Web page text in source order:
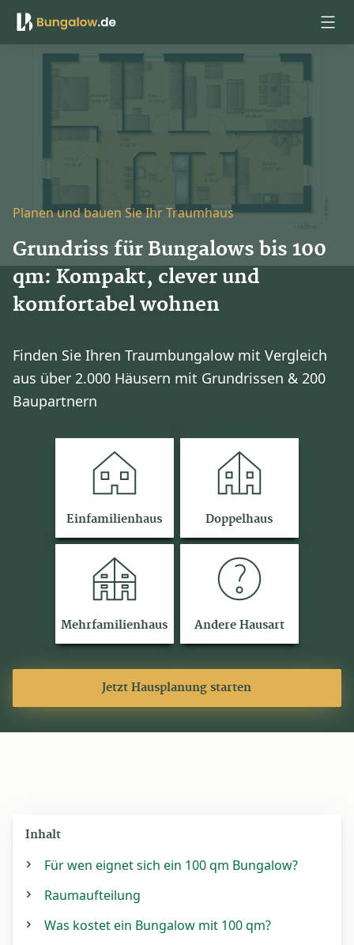
Anmelden
Planen und bauen Sie Ihr Traumhaus
Grundriss für Bungalows bis 100
qm: Kompakt, clever und
komfortabel wohnen
Finden Sie Ihren Traumbungalow mit Vergleich
aus über 2.000 Häusern mit Grundrissen & 200
Baupartnern
Einfamilienhaus Doppelhaus
Mehrfamilienhaus Andere Hausart
Jetzt Hausplanung starten
Inhalt
Für wen eignet sich ein 100 qm Bungalow?
Raumaufteilung
Was kostet ein Bungalow mit 100 qm?